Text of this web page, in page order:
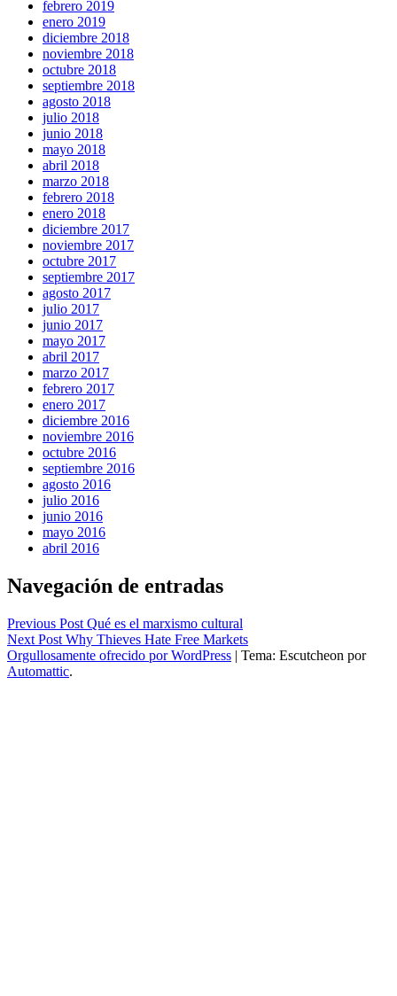
febrero 2019
enero 2019
diciembre 2018
noviembre 2018
octubre 2018
septiembre 2018
agosto 2018
julio 2018
junio 2018
mayo 2018
abril 2018
marzo 2018
febrero 2018
enero 2018
diciembre 2017
noviembre 2017
octubre 2017
septiembre 2017
agosto 2017
julio 2017
junio 2017
mayo 2017
abril 2017
marzo 2017
febrero 2017
enero 2017
diciembre 2016
noviembre 2016
octubre 2016
septiembre 2016
agosto 2016
julio 2016
junio 2016
mayo 2016
abril 2016
Navegación de entradas
Previous Post Qué es el marxismo cultural
Next Post Why Thieves Hate Free Markets
Orgullosamente ofrecido por WordPress | Tema: Escutcheon por
Automattic.